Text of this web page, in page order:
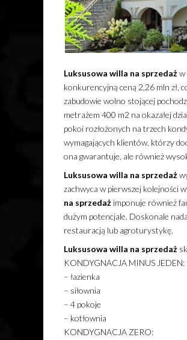
Luksusowa willa na sprzedażw
konkurencyjną ceną 2,26 mln zł,
zabudowie wolno stojącej
metrażem 400 m2 na okazałej
pokoi rozłożonych na trzech
wymagających klientów, którzy
ona gwarantuje, ale również
Luksusowa willa na sprzedaż
zachwyca w pierwszej kolejności
na sprzedażimponuje również
dużym potencjale. Doskonale
restauracją lub agroturystykę.
Luksusowa willa na sprzedaż
KONDYGNACJA MINUS JEDEN:
– łazienka
– siłownia
– 4 pokoje
– kotłownia
KONDYGNACJA ZERO: